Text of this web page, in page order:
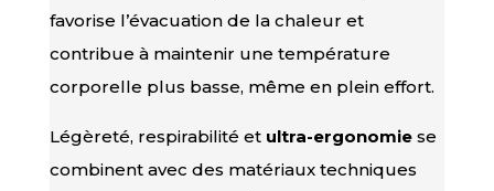
favorise l’évacuation de la chaleur et
contribue à maintenir une température
corporelle plus basse, même en plein effort.
Légèreté, respirabilité et ultra-ergonomie se
combinent avec des matériaux techniques